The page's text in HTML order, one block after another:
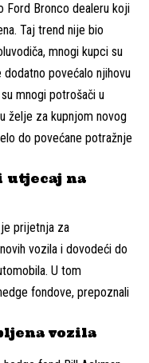
Ford Bronco dealeru koji
Taj trend nije bio
mnogi kupci su
povećalo njihovu
mnogi potrošači u
želje za kupnjom novog
do povećane potražnje
utjecaj na
prijetnja za
vozila i dovodeći do
U tom
fondove, prepoznali
vozila